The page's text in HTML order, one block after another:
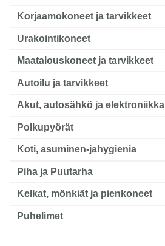
Korjaamokoneet ja tarvikkeet
Urakointikoneet
Maatalouskoneet ja tarvikkeet
Autoilu ja tarvikkeet
Akut, autosähkö ja elektroniikka
Polkupyörät
Koti, asuminen-jahygienia
Piha ja Puutarha
Kelkat, mönkiät ja pienkoneet
Puhelimet